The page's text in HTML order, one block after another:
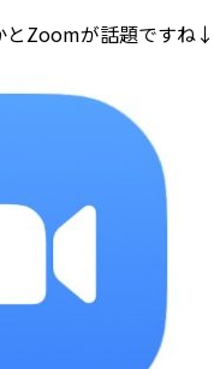
とZoomが話題ですね↓